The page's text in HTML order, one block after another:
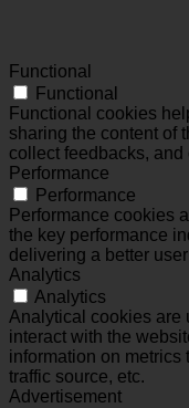
Functional
Functional
Functional cookies
sharing the content of
collect feedbacks, and
Performance
Performance
Performance cookies
the key performance
delivering a better
Analytics
Analytics
Analytical cookies are
interact with the
information on metrics
traffic source, etc.
Advertisement